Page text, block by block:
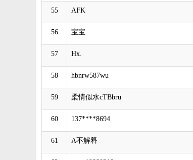
55 AFK
56 宝宝.
57 Hx.
58 hbnrw587wu
59 柔情似水cTBbru
60 137****8694
61 A不解释